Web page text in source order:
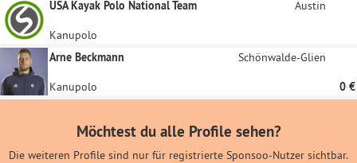
USA Kayak Polo National Team
Austin
Kanupolo
Arne Beckmann
Schönwalde-Glien
Kanupolo 0 €
Möchtest du alle Profile sehen?
Die weiteren Profile sind nur für registrierte Sponsoo-Nutzer sichtbar.